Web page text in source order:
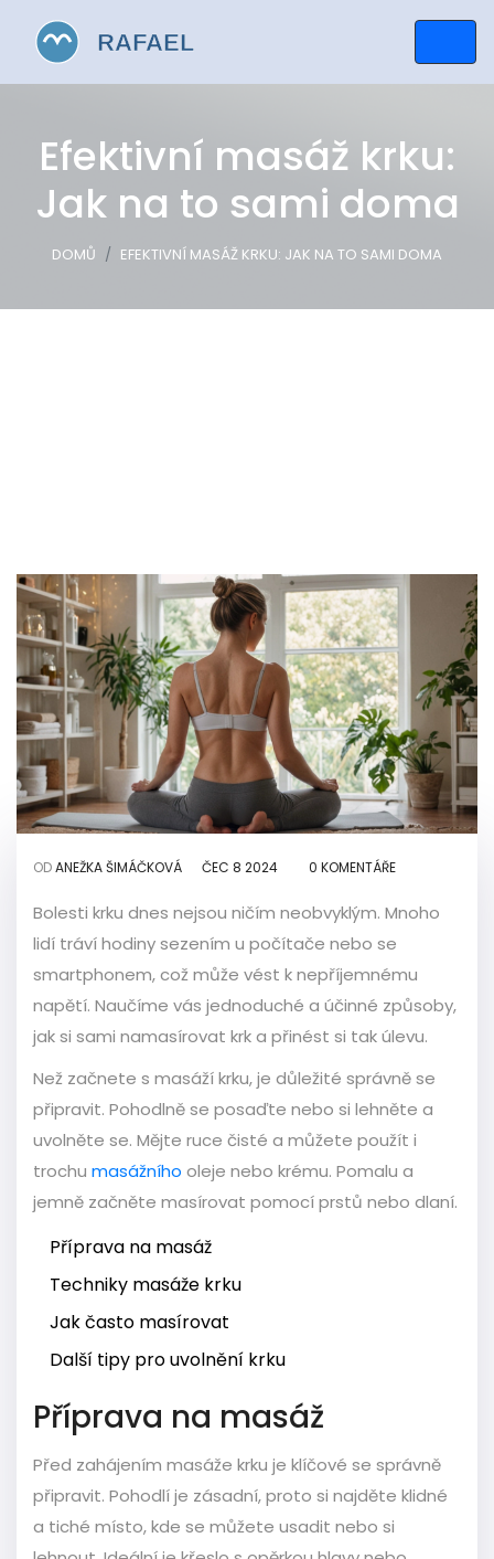
Efektivní masáž krku:
Jak na to sami doma
DOMŮ EFEKTIVNÍ MASÁŽ KRKU: JAK NA TO SAMI DOMA
ODANEŽKA ŠIMÁČKOVÁ ČEC 8 2024 0 KOMENTÁŘE
Bolesti krku dnes nejsou ničím neobvyklým. Mnoho
lidí tráví hodiny sezením u počítače nebo se
smartphonem, což může vést k nepříjemnému
napětí. Naučíme vás jednoduché a účinné způsoby,
jak si sami namasírovat krk a přinést si tak úlevu.
Než začnete s masáží krku, je důležité správně se
připravit. Pohodlně se posaďte nebo si lehněte a
uvolněte se. Mějte ruce čisté a můžete použít i
trochu masážního oleje nebo krému. Pomalu a
jemně začněte masírovat pomocí prstů nebo dlaní.
Příprava na masáž
Techniky masáže krku
Jak často masírovat
Další tipy pro uvolnění krku
Příprava na masáž
Před zahájením masáže krku je klíčové se správně
připravit. Pohodlí je zásadní, proto si najděte klidné
a tiché místo, kde se můžete usadit nebo si